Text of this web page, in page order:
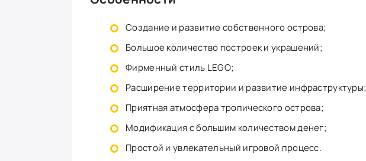
Создание и развитие собственного острова;
Большое количество построек и украшений;
Фирменный стиль LEGO;
Расширение территории и развитие инфраструктуры;
Приятная атмосфера тропического острова;
Модификация с большим количеством денег;
Простой и увлекательный игровой процесс.